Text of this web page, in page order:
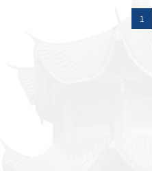
1